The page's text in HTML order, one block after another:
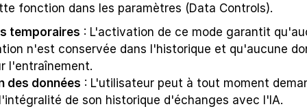
fonction dans les paramètres (Data Controls).
temporaires : L'activation de ce mode garantit
n'est conservée dans l'historique et qu'aucune
l'entraînement.
des données : L'utilisateur peut à tout moment
de son historique d'échanges avec l'IA.